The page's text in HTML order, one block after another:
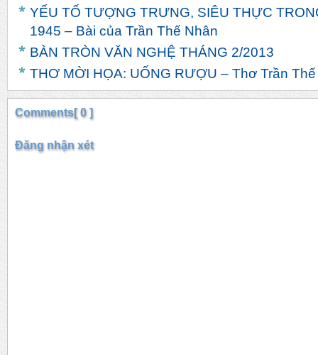
YẾU TỐ TƯỢNG TRƯNG, SIÊU THỰC
1945 – Bài của Trần Thế Nhân
BÀN TRÒN VĂN NGHỆ THÁNG 2/2013
THƠ MỜI HỌA: UỐNG RƯỢU – Thơ Trần
Comments[ 0 ]
Đăng nhận xét